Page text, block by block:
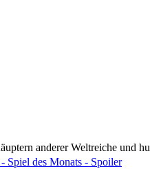
anderer Weltreiche und
Spiel des Monats - Spoiler